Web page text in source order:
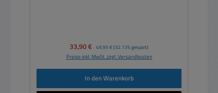
Verkaufspreis:
33,90 € Regulärer Preis:
49,95 € (32.13% gespart)
Preise inkl. MwSt. zzgl. Versandkosten
In den Warenkorb